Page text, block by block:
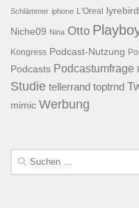
Schlämmer iphone L'Oreal lyrebird
Niche09 Nina Otto
Kongress Podcast-Nutzung
Podcasts Podcastumfrage
Studie tellerrand toptrnd
mimic Werbung
Suchen
nach: